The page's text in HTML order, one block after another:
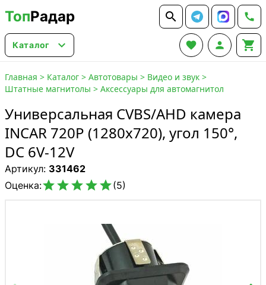
ТопРадар  
Каталог    
Главная > Каталог > Автотовары > Видео и звук >
Штатные магнитолы > Аксессуары для автомагнитол
Универсальная CVBS/AHD камера
INCAR 720P (1280x720), угол 150°,
DC 6V-12V
Артикул: 331462
Оценка:(5)